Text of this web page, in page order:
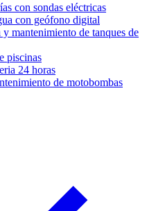
con sondas eléctricas
con geófono digital
mantenimiento de tanques de
piscinas
24 horas
de motobombas